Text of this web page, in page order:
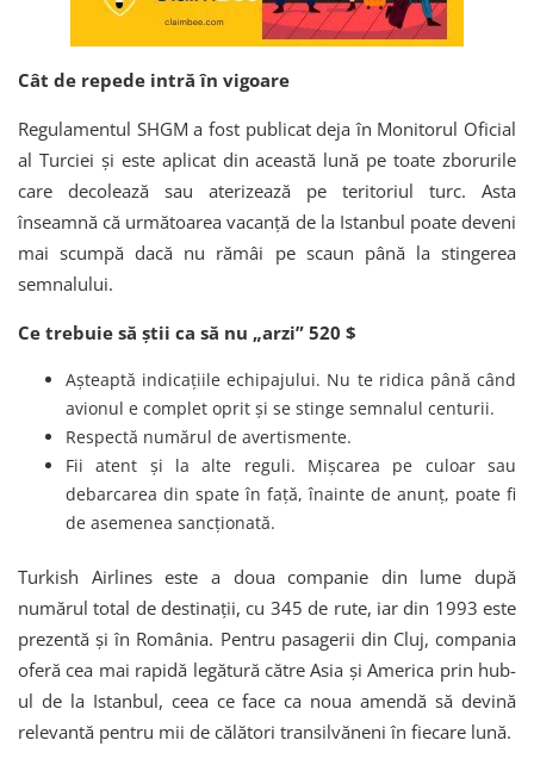
Cât de repede intră în vigoare
Regulamentul SHGM a fost publicat deja în Monitorul Oficial
al Turciei și este aplicat din această lună pe toate zborurile
care decolează sau aterizează pe teritoriul turc. Asta
înseamnă că următoarea vacanță de la Istanbul poate deveni
mai scumpă dacă nu rămâi pe scaun până la stingerea
semnalului.
Ce trebuie să știi ca să nu „arzi” 520 $
Așteaptă indicațiile echipajului. Nu te ridica până când
avionul e complet oprit și se stinge semnalul centurii.
Respectă numărul de avertismente.
Fii atent și la alte reguli. Mișcarea pe culoar sau
debarcarea din spate în față, înainte de anunț, poate fi
de asemenea sancționată.
Turkish Airlines este a doua companie din lume după
numărul total de destinații, cu 345 de rute, iar din 1993 este
prezentă și în România. Pentru pasagerii din Cluj, compania
oferă cea mai rapidă legătură către Asia și America prin hub-
ul de la Istanbul, ceea ce face ca noua amendă să devină
relevantă pentru mii de călători transilvăneni în fiecare lună.